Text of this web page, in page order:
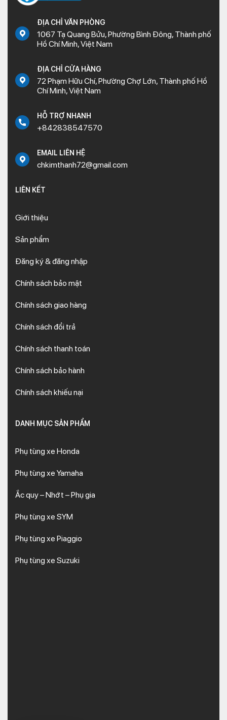
ĐỊA CHỈ VĂN PHÒNG
1067 Tạ Quang Bửu, Phường Bình Đông, Thành phố
Hồ Chí Minh, Việt Nam
ĐỊA CHỈ CỬA HÀNG
72 Phạm Hữu Chí, Phường Chợ Lớn, Thành phố Hồ
Chí Minh, Việt Nam
HỖ TRỢ NHANH
+842838547570
EMAIL LIÊN HỆ
chkimthanh72@gmail.com
LIÊN KẾT
Giới thiệu
Sản phẩm
Đăng ký & đăng nhập
Chính sách bảo mật
Chính sách giao hàng
Chính sách đổi trả
Chính sách thanh toán
Chính sách bảo hành
Chính sách khiếu nại
DANH MỤC SẢN PHẨM
Phụ tùng xe Honda
Phụ tùng xe Yamaha
Ắc quy – Nhớt – Phụ gia
Phụ tùng xe SYM
Phụ tùng xe Piaggio
Phụ tùng xe Suzuki